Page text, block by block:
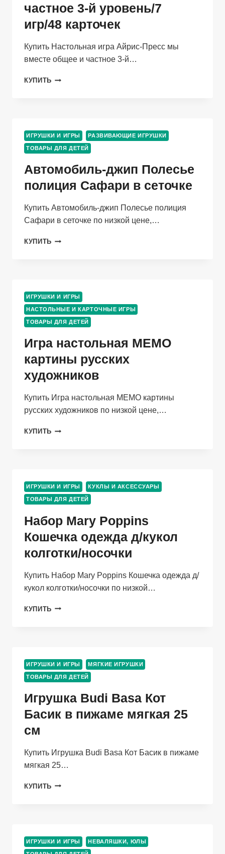
частное 3-й уровень/7
игр/48 карточек
Купить Настольная игра Айрис-Пресс мы
вместе общее и частное 3-й…
КУПИТЬ НАСТОЛЬНАЯ
ОБЩЕЕ
И
3-
УРОВЕНЬ/7
КАРТОЧЕК
ИГРУШКИ И ИГРЫ РАЗВИВАЮЩИЕ ИГРУШКИ
ТОВАРЫ ДЛЯ ДЕТЕЙ
Автомобиль-джип Полесье
полиция Сафари в сеточке
Купить Автомобиль-джип Полесье полиция
Сафари в сеточке по низкой цене,…
КУПИТЬ АВТОМОБИЛЬ-
В
СЕТОЧКЕ
ИГРУШКИ И ИГРЫ
НАСТОЛЬНЫЕ И КАРТОЧНЫЕ ИГРЫ
ТОВАРЫ ДЛЯ ДЕТЕЙ
Игра настольная МЕМО
картины русских
художников
Купить Игра настольная МЕМО картины
русских художников по низкой цене,…
КУПИТЬ ИГРА
ХУДОЖНИКОВ
ИГРУШКИ И ИГРЫ КУКЛЫ И АКСЕССУАРЫ
ТОВАРЫ ДЛЯ ДЕТЕЙ
Набор Mary Poppins
Кошечка одежда д/кукол
колготки/носочки
Купить Набор Mary Poppins Кошечка одежда д/
кукол колготки/носочки по низкой…
КУПИТЬ НАБОР
КУКОЛ
КОЛГОТКИ/
ИГРУШКИ И ИГРЫ МЯГКИЕ ИГРУШКИ
ТОВАРЫ ДЛЯ ДЕТЕЙ
Игрушка Budi Basa Кот
Басик в пижаме мягкая 25
см
Купить Игрушка Budi Basa Кот Басик в пижаме
мягкая 25…
КУПИТЬ ИГРУШКА
ПИЖАМЕ
ИГРУШКИ И ИГРЫ НЕВАЛЯШКИ, ЮЛЫ